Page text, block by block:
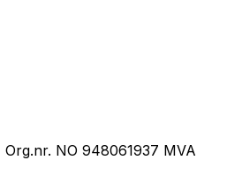
| Org.nr. NO 948061937 MVA